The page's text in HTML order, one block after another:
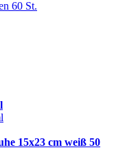
15x23 cm weiß 50